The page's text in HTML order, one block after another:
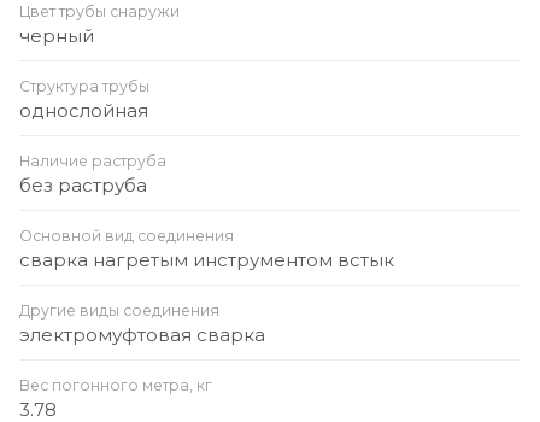
Цвет трубы снаружи
черный
Структура трубы
однослойная
Наличие раструба
без раструба
Основной вид соединения
сварка нагретым инструментом встык
Другие виды соединения
электромуфтовая сварка
Вес погонного метра, кг
3.78